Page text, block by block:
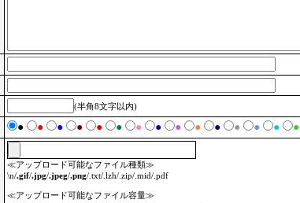
(半角8文字以内)
● ● ● ● ● ● ● ● ● ● ● ● ● ● ●
≪アップロード可能なファイル種類≫
\n/.gif/.jpg/.jpeg/.png/.txt/.lzh/.zip/.mid/.pdf
≪アップロード可能なファイル容量≫